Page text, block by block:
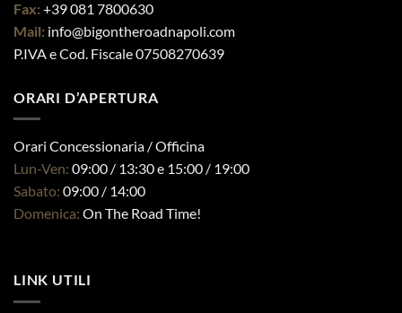
Fax: +39 081 7800630
Mail: info@bigontheroadnapoli.com
P.IVA e Cod. Fiscale 07508270639
ORARI D’APERTURA
Orari Concessionaria / Officina
Lun-Ven: 09:00 / 13:30 e 15:00 / 19:00
Sabato: 09:00 / 14:00
Domenica: On The Road Time!
LINK UTILI